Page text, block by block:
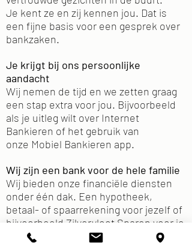
Je kent ze en zij kennen jou. Dat is
een fijne basis voor een gesprek over
bankzaken.
Je krijgt bij ons persoonlijke
aandacht
Wij nemen de tijd en we zetten graag
een stap extra voor jou. Bijvoorbeeld
als je uitleg wilt over Internet
Bankieren of het gebruik van
onze Mobiel Bankieren app.
Wij zijn een bank voor de hele familie
Wij bieden onze financiële diensten
onder één dak. Een hypotheek,
betaal- of spaarrekening voor jezelf of
bijvoorbeeld Zilvervloot Sparen voor je
kind. En met
JongWijs
leer je jouw